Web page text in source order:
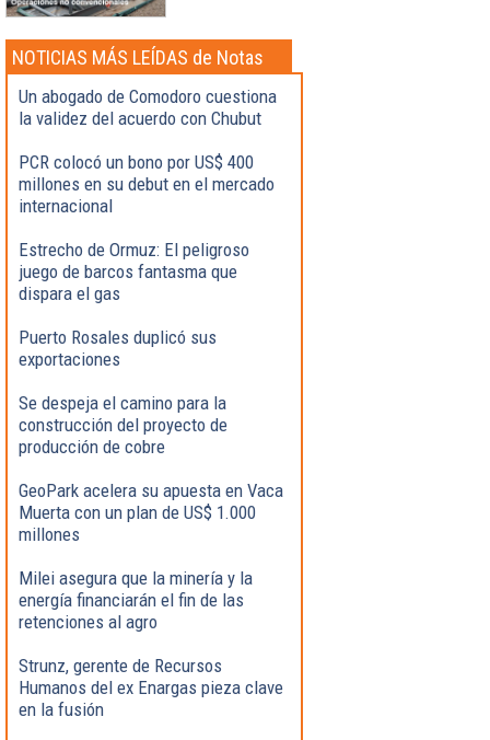
NOTICIAS MÁS LEÍDAS de Notas
Destacadas
Un abogado de Comodoro cuestiona
la validez del acuerdo con Chubut
PCR colocó un bono por US$ 400
millones en su debut en el mercado
internacional
Estrecho de Ormuz: El peligroso
juego de barcos fantasma que
dispara el gas
Puerto Rosales duplicó sus
exportaciones
Se despeja el camino para la
construcción del proyecto de
producción de cobre
GeoPark acelera su apuesta en Vaca
Muerta con un plan de US$ 1.000
millones
Milei asegura que la minería y la
energía financiarán el fin de las
retenciones al agro
Strunz, gerente de Recursos
Humanos del ex Enargas pieza clave
en la fusión